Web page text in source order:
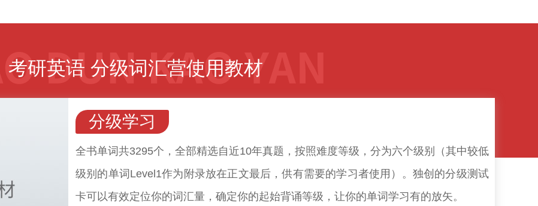
考研英语 分级词汇营使用教材
分级学习
全书单词共3295个，全部精选自近10年真题，按照难度等级，分为六个级别（其中较低
级别的单词Level1作为附录放在正文最后，供有需要的学习者使用）。独创的分级测试
卡可以有效定位你的词汇量，确定你的起始背诵等级，让你的单词学习有的放矢。